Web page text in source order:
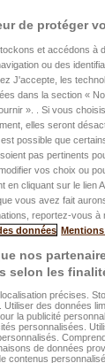
de protéger
et accédons à
ou des
J'accepte, les
dans la section «
». . Si vous
elles seront
possible que
pas pertinents
vos choix ou
en cliquant sur le lien
vous avez fait
reportez-vous à
données
nos
selon les
précises.
Utiliser des données
la publicité
personnalisées.
de données
contenus